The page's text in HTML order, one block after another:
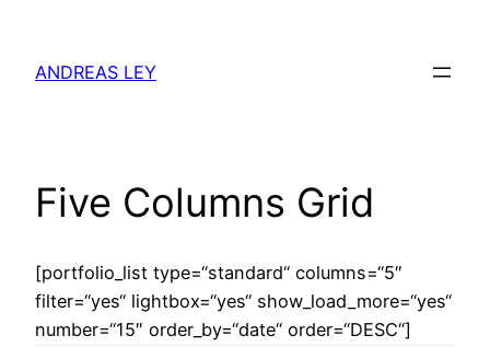
springen
ANDREAS LEY
Five Columns Grid
[portfolio_list type=“standard“ columns=“5″
filter=“yes“ lightbox=“yes“ show_load_more=“yes“
number=“15″ order_by=“date“ order=“DESC“]